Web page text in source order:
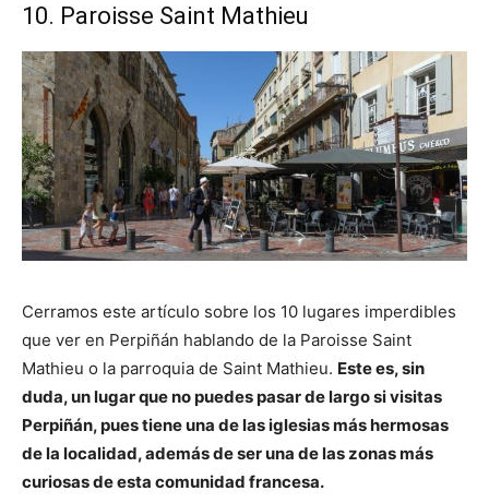
10. Paroisse Saint Mathieu
Cerramos este artículo sobre los 10 lugares imperdibles
que ver en Perpiñán hablando de la Paroisse Saint
Mathieu o la parroquia de Saint Mathieu. Este es, sin
duda, un lugar que no puedes pasar de largo si visitas
Perpiñán, pues tiene una de las iglesias más hermosas
de la localidad, además de ser una de las zonas más
curiosas de esta comunidad francesa.